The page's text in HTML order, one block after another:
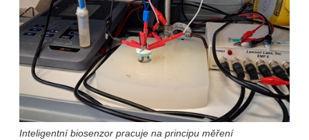
Inteligentní biosenzor pracuje na principu měření